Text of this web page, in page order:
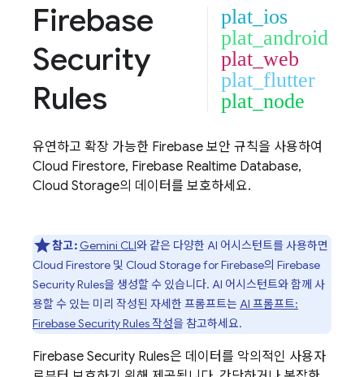
Firebase
Security
Rules
plat_ios
plat_android
plat_web
plat_flutter
plat_node
유연하고 확장 가능한 Firebase 보안 규칙을 사용하여
Cloud Firestore, Firebase Realtime Database,
Cloud Storage의 데이터를 보호하세요.
참고: Gemini CLI와 같은 다양한 AI 어시스턴트를 사용하면
Cloud Firestore 및 Cloud Storage for Firebase의 Firebase
Security Rules을 생성할 수 있습니다. AI 어시스턴트와 함께 사
용할 수 있는 미리 작성된 자세한 프롬프트는AI 프롬프트:
Firebase Security Rules작성을 참고하세요.
Firebase Security Rules은 데이터를 악의적인 사용자